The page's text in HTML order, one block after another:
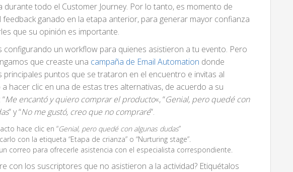
durante todo el Customer Journey. Por lo tanto, es momento de
ganado en la etapa anterior, para generar mayor confianza
que su opinión es importante.
configurando un workflow para quienes asistieron a tu evento. Pero
que creaste una campaña de Email Automation donde
principales puntos que se trataron en el encuentro e invitas al
hacer clic en una de estas tres alternativas, de acuerdo a su
Me encantó y quiero comprar el producto«, “Genial, pero quedé con
” y “No me gustó, creo que no compraré”.
hace clic en “Genial, pero quedé con algunas dudas”
con la etiqueta “Etapa de crianza” o “Nurturing stage”.
correo para ofrecerle asistencia con el especialista correspondiente.
con los suscriptores que no asistieron a la actividad? Etiquétalos